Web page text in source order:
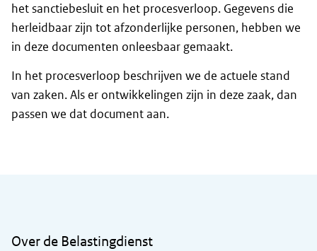
het sanctiebesluit en het procesverloop. Gegevens die
herleidbaar zijn tot afzonderlijke personen, hebben we
in deze documenten onleesbaar gemaakt.
In het procesverloop beschrijven we de actuele stand
van zaken. Als er ontwikkelingen zijn in deze zaak, dan
passen we dat document aan.
Over de Belastingdienst